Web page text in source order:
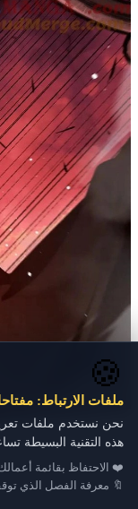
🍪
ملفات الارتباط:
نحن نستخدم ملفات
هذه التقنية البسيطة
❤️ الاحتفاظ بقائمة
🔖 معرفة الفصل الذي